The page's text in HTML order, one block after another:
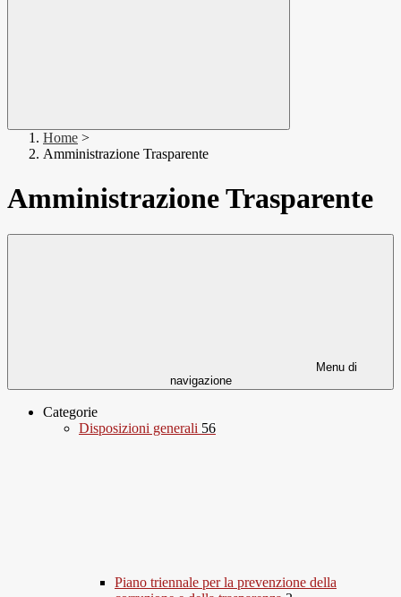
Home >
Amministrazione Trasparente
Amministrazione Trasparente
Menu di
navigazione
Categorie
Disposizioni generali 56
Piano triennale per la prevenzione della